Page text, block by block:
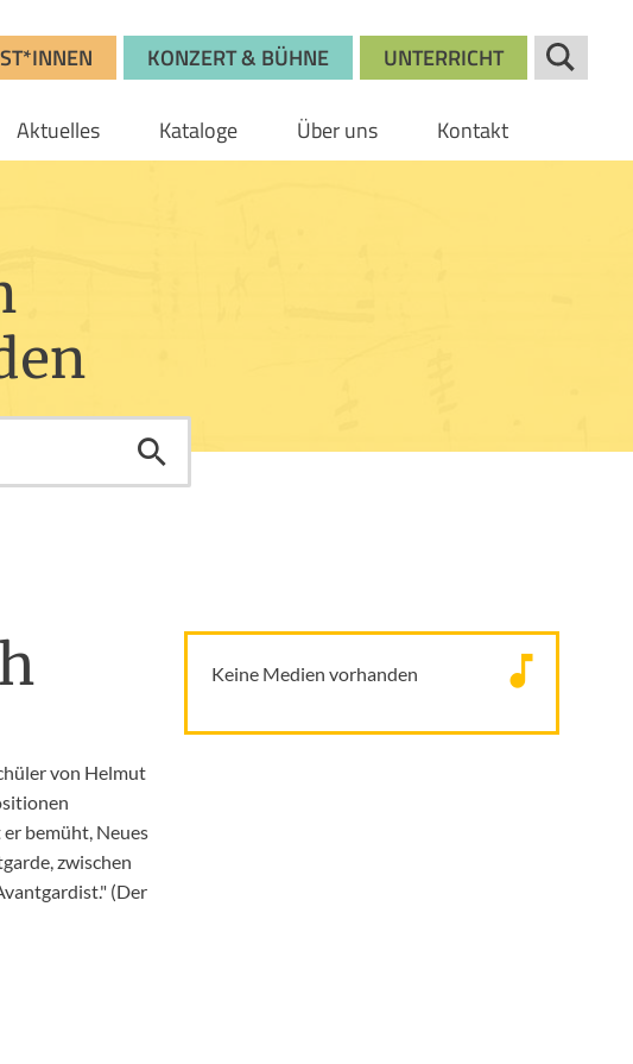
KONZERT & BÜHNE UNTERRICHT
Aktuelles Kataloge Über uns Kontakt
von Helmut
bemüht, Neues
zwischen
(Der
Keine Medien vorhanden